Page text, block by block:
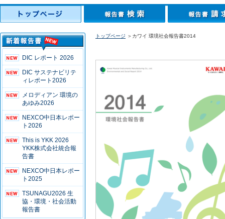
DIC レポート 2026
DIC サステナビリテ
ィレポート2026
メロディアン 環境の
あゆみ2026
NEXCO中日本レポー
ト2026
This is YKK 2026
YKK株式会社統合報
告書
NEXCO中日本レポー
ト2025
TSUNAGU2026 生
協・環境・社会活動
報告書
トップページ ＞カワイ 環境社会報告書2014